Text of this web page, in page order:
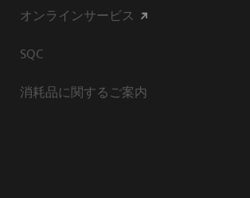
オンラインサービス
SQC
消耗品に関するご案内